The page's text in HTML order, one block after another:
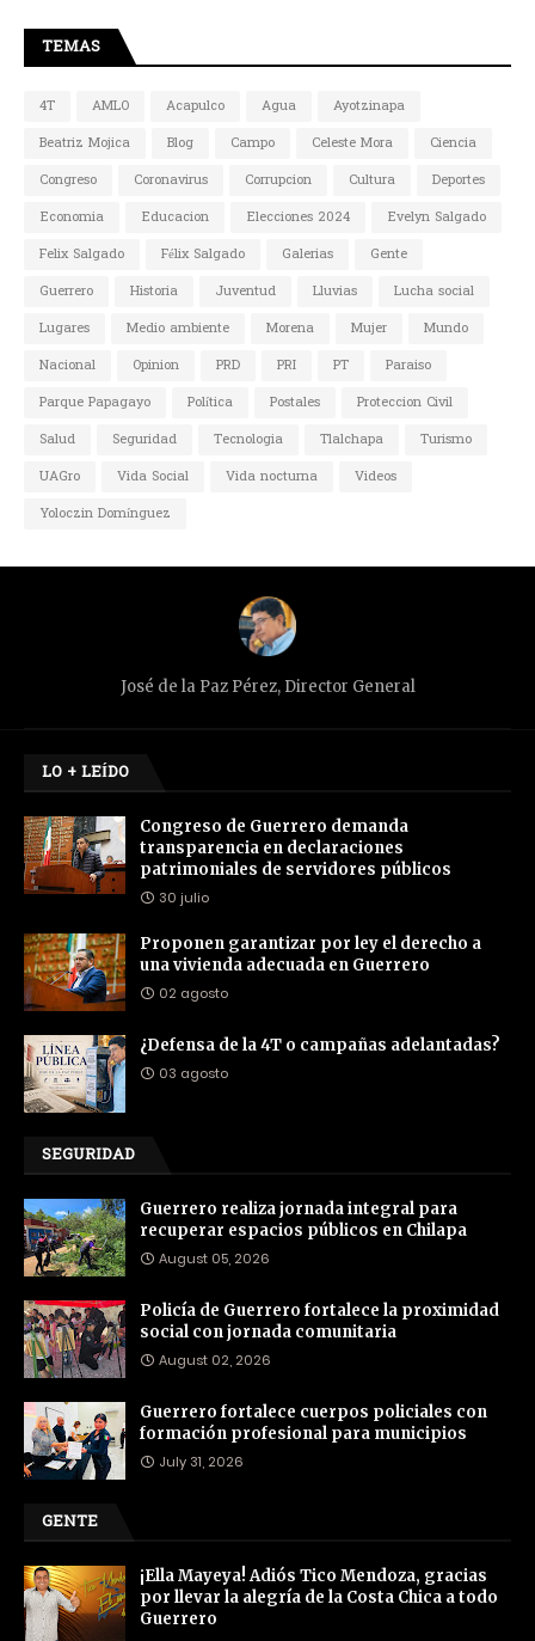
TEMAS
4T AMLO Acapulco Agua
Ayotzinapa
Beatriz Mojica
Blog Campo Celeste Mora
Ciencia
Congreso
Coronavirus Corrupcion Cultura
Deportes
Economia
Educacion Elecciones 2024
Evelyn Salgado
Felix Salgado
Félix Salgado Galerias
Gente
Guerrero
Historia Juventud Lluvias
Lucha social
Lugares
Medio ambiente Morena Mujer
Mundo
Nacional
Opinion PRD PRI PT
Paraiso
Parque Papagayo
Política Postales
Proteccion Civil
Salud
Seguridad Tecnologia Tlalchapa
Turismo
UAGro
Vida Social Vida nocturna
Videos
Yoloczin Domínguez
José de la Paz Pérez, Director General
LO + LEÍDO
Congreso de Guerrero demanda
transparencia en declaraciones
patrimoniales de servidores públicos
30 julio
Proponen garantizar por ley el derecho a
una vivienda adecuada en Guerrero
02 agosto
¿Defensa de la 4T o campañas adelantadas?
03 agosto
SEGURIDAD
Guerrero realiza jornada integral para
recuperar espacios públicos en Chilapa
August 05, 2026
Policía de Guerrero fortalece la proximidad
social con jornada comunitaria
August 02, 2026
Guerrero fortalece cuerpos policiales con
formación profesional para municipios
July 31, 2026
GENTE
¡Ella Mayeya! Adiós Tico Mendoza, gracias
por llevar la alegría de la Costa Chica a todo
Guerrero